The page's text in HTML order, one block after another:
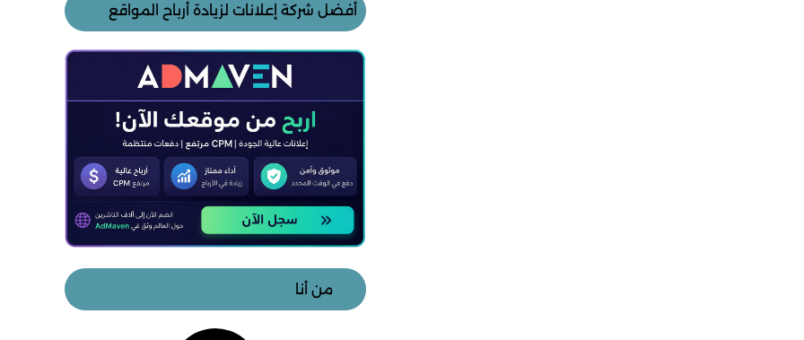
أفضل شركة إعلانات لزيادة أرباح المواقع
من أنا